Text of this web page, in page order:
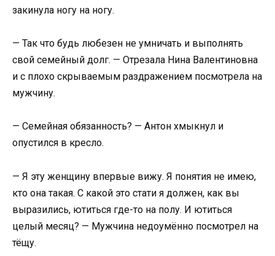
закинула ногу на ногу.
— Так что будь любезен не умничать и выполнять
свой семейный долг. — Отрезала Нина Валентиновна
и с плохо скрываемым раздражением посмотрела на
мужчину.
— Семейная обязанность? — Антон хмыкнул и
опустился в кресло.
— Я эту женщину впервые вижу. Я понятия не имею,
кто она такая. С какой это стати я должен, как вы
выразились, ютиться где-то на полу. И ютиться
целый месяц? — Мужчина недоумённо посмотрел на
тёщу.